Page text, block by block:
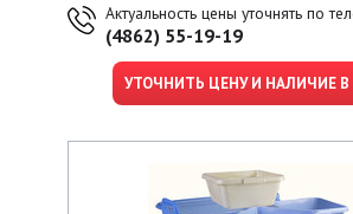
Актуальность цены уточнять по
(4862) 55-19-19
УТОЧНИТЬ ЦЕНУ И НАЛИЧИЕ В